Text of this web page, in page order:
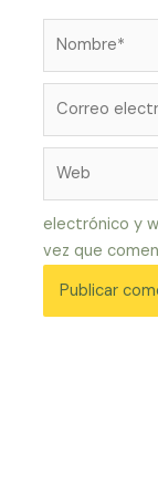
electrónico y
vez que